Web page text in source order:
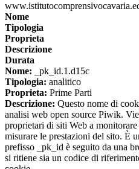
Nome
Tipologia
Proprieta
Descrizione
Durata
Nome: _pk_id.1.d15c
Tipologia: analitico
Proprieta: Prime Parti
Descrizione: Questo nome di
analisi web open source Piwik.
proprietari di siti Web a
misurare le prestazioni del sito. È
prefisso _pk_id è seguito da una
si ritiene sia un codice di